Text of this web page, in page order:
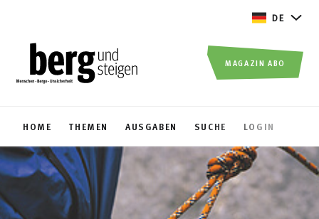
DE
HOME THEMEN AUSGABEN SUCHE LOGIN
MAGAZIN ABO